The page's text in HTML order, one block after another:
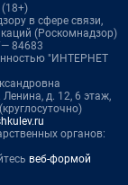
в сфере связи,
(Роскомнадзор)
84683
"ИНТЕРНЕТ
д. 12, 6 этаж,
органов:
веб-формой